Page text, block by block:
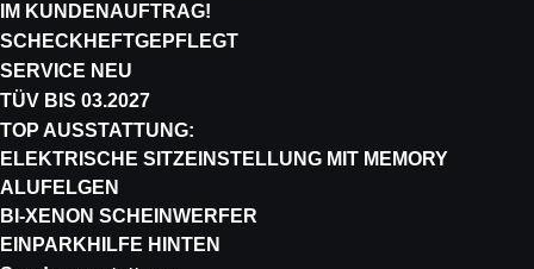
IM KUNDENAUFTRAG!
SCHECKHEFTGEPFLEGT
SERVICE NEU
TÜV BIS 03.2027
TOP AUSSTATTUNG:
ELEKTRISCHE SITZEINSTELLUNG MIT MEMORY
ALUFELGEN
BI-XENON SCHEINWERFER
EINPARKHILFE HINTEN